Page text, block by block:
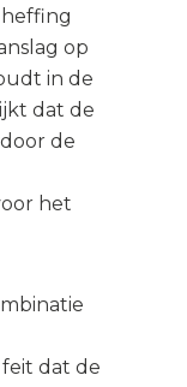
op
in de
dat de
de
het
dat de